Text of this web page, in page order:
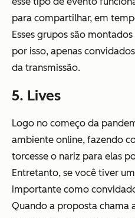
para compartilhar, em
Esses grupos são
por isso, apenas
da transmissão.
5. Lives
Logo no começo da
ambiente online, fazendo
torcesse o nariz para elas
Entretanto, se você tiver
importante como
Quando a proposta chama